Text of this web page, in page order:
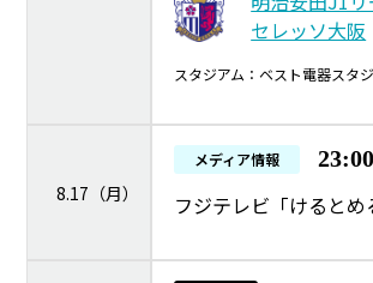
セレッソ大阪
スタジアム：ベスト電器スタ
8.17（月）
メディア情報
フジテレビ「けるとめ